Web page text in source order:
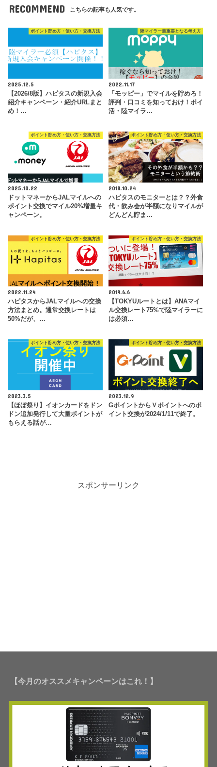
RECOMMEND こちらの記事も人気です。
ポイント貯め方・使い方・交換方法
2025.12.5
【2026/8版】ハピタスの新規入会
紹介キャンペーン・紹介URLまと
め！…
陸マイラー最重要となる考え方
2022.11.17
「モッピー」でマイルを貯めろ！
評判・口コミを知っておけ！ポイ
活・陸マイラ…
ポイント貯め方・使い方・交換方法
2025.10.22
ドットマネーからJALマイルへの
ポイント交換でマイル20%増量キ
ャンペーン。
ポイント貯め方・使い方・交換方法
2018.10.24
ハピタスのモニターとは？？外食
代・飲み会が半額になりマイルが
どんどん貯ま…
ポイント貯め方・使い方・交換方法
2022.11.24
ハピタスからJALマイルへの交換
方法まとめ。通常交換レートは
50%だが、…
ポイント貯め方・使い方・交換方法
2019.6.6
【TOKYUルートとは】ANAマイ
ル交換レート75%で陸マイラーに
は必須…
ポイント貯め方・使い方・交換方法
2023.3.5
【ほぼ祭り】イオンカードをドン
ドン追加発行して大量ポイントが
もらえる話が…
ポイント貯め方・使い方・交換方法
2023.12.9
GポイントからＶポイントへのポ
イント交換が2024/1/11で終了。
スポンサーリンク
【今月のオススメキャンペーンはこれ！】